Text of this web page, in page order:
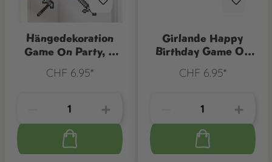
Hängedekoration
Game On Party, 5
CHF 6.95*
Girlande Happy
Birthday Game On
CHF 6.95*